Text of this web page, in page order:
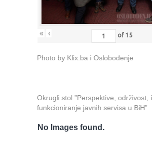
« ‹ of 15
Photo by Klix.ba i Oslobođenje
Okrugli stol ”Perspektive, održivost, i
funkcioniranje javnih servisa u BiH”
No Images found.